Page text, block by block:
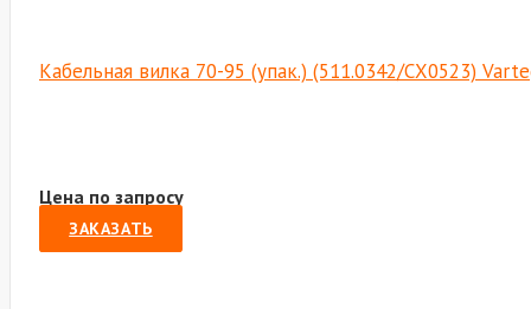
Кабельная вилка 70-95 (упак.) (511.0342/СХ0523)
Цена по запросу
ЗАКАЗАТЬ